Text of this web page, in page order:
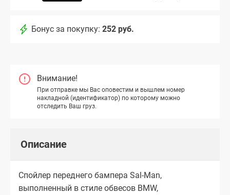
Бонус за покупку: 252 руб.
Внимание!
При отправке мы Вас оповестим и вышлем номер
накладной (идентификатор) по которому можно
отследить Ваш груз.
Описание
Спойлер переднего бампера Sal-Man,
выполненный в стиле обвесов BMW,